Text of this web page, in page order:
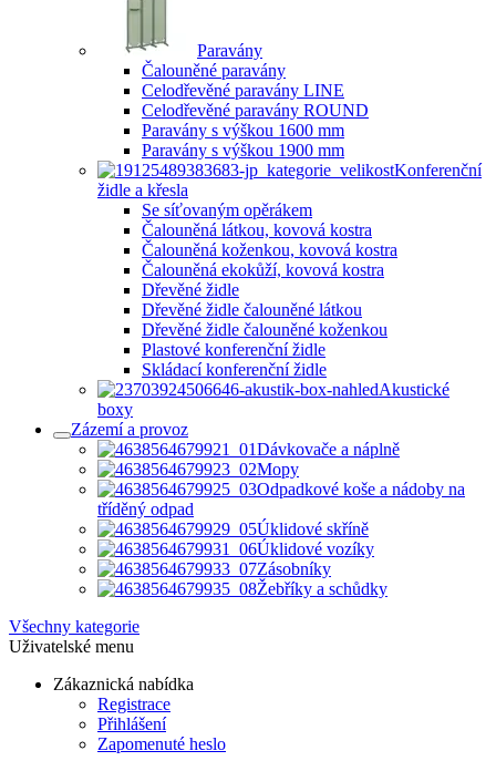
Paravány
Čalouněné paravány
Celodřevěné paravány LINE
Celodřevěné paravány ROUND
Paravány s výškou 1600 mm
Paravány s výškou 1900 mm
Konferenční
židle a křesla
Se síťovaným opěrákem
Čalouněná látkou, kovová kostra
Čalouněná koženkou, kovová kostra
Čalouněná ekokůží, kovová kostra
Dřevěné židle
Dřevěné židle čalouněné látkou
Dřevěné židle čalouněné koženkou
Plastové konferenční židle
Skládací konferenční židle
Akustické
boxy
Zázemí a provoz
Dávkovače a náplně
Mopy
Odpadkové koše a nádoby na
tříděný odpad
Úklidové skříně
Úklidové vozíky
Zásobníky
Žebříky a schůdky
Všechny kategorie
Uživatelské menu
Zákaznická nabídka
Registrace
Přihlášení
Zapomenuté heslo